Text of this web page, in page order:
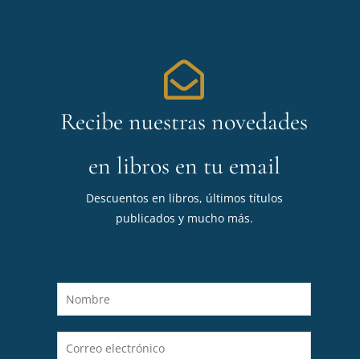
Recibe nuestras novedades
en libros en tu email
Descuentos en libros, últimos títulos
publicados y mucho más.
o
m